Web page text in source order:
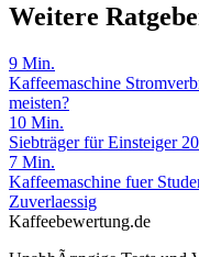
Weitere
9 Min.
Kaffeemaschine
meisten?
10 Min.
Siebträger für Einsteiger
7 Min.
Kaffeemaschine fuer
Zuverlaessig
Kaffeebewertung.de